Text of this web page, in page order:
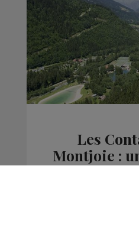
Les
Montjoie :